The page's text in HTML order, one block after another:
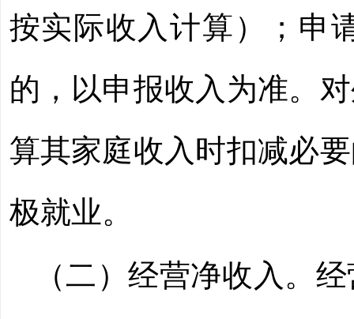
按实际收入计算）；申
的，以申报收入为准。
算其家庭收入时扣减必
极就业。
（二）经营净收入。